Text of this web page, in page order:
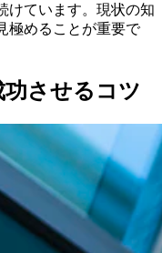
けています。現状の知
極めることが重要で
させるコツ